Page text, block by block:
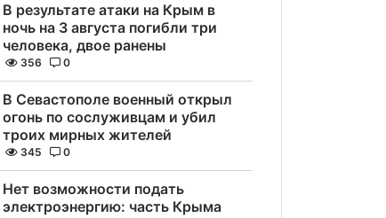
В результате атаки на Крым в
ночь на 3 августа погибли три
человека, двое ранены
356 0
В Севастополе военный открыл
огонь по сослуживцам и убил
троих мирных жителей
345 0
Нет возможности подать
электроэнергию: часть Крыма